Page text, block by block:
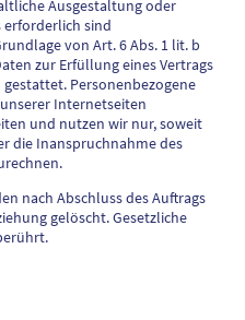
Ausgestaltung oder
erforderlich sind
von Art. 6 Abs. 1 lit. b
zur Erfüllung eines Vertrags
Personenbezogene
Internetseiten
und nutzen wir nur, soweit
die Inanspruchnahme des
nach Abschluss des Auftrags
gelöscht. Gesetzliche